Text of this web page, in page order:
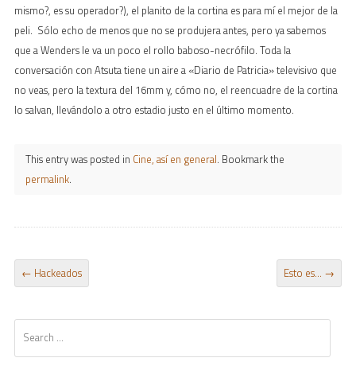
mismo?, es su operador?), el planito de la cortina es para mí el mejor de la
peli. Sólo echo de menos que no se produjera antes, pero ya sabemos
que a Wenders le va un poco el rollo baboso-necrófilo. Toda la
conversación con Atsuta tiene un aire a «Diario de Patricia» televisivo que
no veas, pero la textura del 16mm y, cómo no, el reencuadre de la cortina
lo salvan, llevándolo a otro estadio justo en el último momento.
This entry was posted in Cine, así en general. Bookmark the
permalink.
POST NAVIGATION
← Hackeados Esto es… →